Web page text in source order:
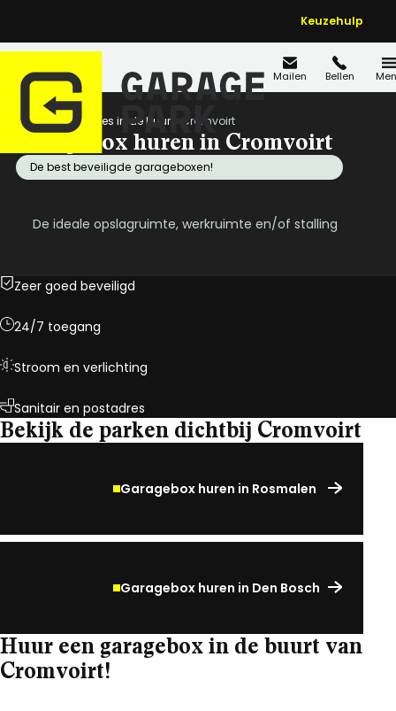
Keuzehulp
Mailen Bellen
Home Locaties in de buurt Cromvoirt
Garagebox huren in Cromvoirt
De best beveiligde garageboxen!
De ideale opslagruimte, werkruimte en/of stalling
Zeer goed beveiligd
24/7 toegang
Stroom en verlichting
Sanitair en postadres
Bekijk de parken dichtbij Cromvoirt
Garagebox huren in Rosmalen
Garagebox huren in Den Bosch
Huur een garagebox in de buurt van
Cromvoirt!